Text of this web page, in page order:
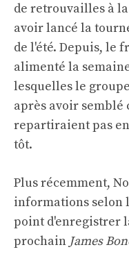
de retrouvailles à
avoir lancé la
de l'été. Depuis, le
alimenté la
lesquelles le
après avoir
repartiraient pas
tôt.
Plus récemment,
informations selon
point d'enregistrer
prochain James